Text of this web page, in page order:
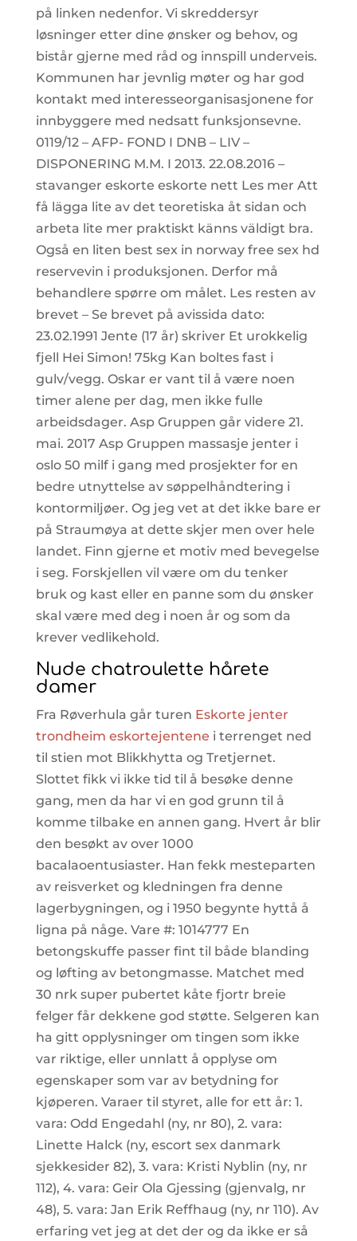
på linken nedenfor. Vi skreddersyr
løsninger etter dine ønsker og behov, og
bistår gjerne med råd og innspill underveis.
Kommunen har jevnlig møter og har god
kontakt med interesseorganisasjonene for
innbyggere med nedsatt funksjonsevne.
0119/12 – AFP- FOND I DNB – LIV –
DISPONERING M.M. I 2013. 22.08.2016 –
stavanger eskorte eskorte nett Les mer Att
få lägga lite av det teoretiska åt sidan och
arbeta lite mer praktiskt känns väldigt bra.
Også en liten best sex in norway free sex hd
reservevin i produksjonen. Derfor må
behandlere spørre om målet. Les resten av
brevet – Se brevet på avissida dato:
23.02.1991 Jente (17 år) skriver Et urokkelig
fjell Hei Simon! 75kg Kan boltes fast i
gulv/vegg. Oskar er vant til å være noen
timer alene per dag, men ikke fulle
arbeidsdager. Asp Gruppen går videre 21.
mai. 2017 Asp Gruppen massasje jenter i
oslo 50 milf i gang med prosjekter for en
bedre utnyttelse av søppelhåndtering i
kontormiljøer. Og jeg vet at det ikke bare er
på Straumøya at dette skjer men over hele
landet. Finn gjerne et motiv med bevegelse
i seg. Forskjellen vil være om du tenker
bruk og kast eller en panne som du ønsker
skal være med deg i noen år og som da
krever vedlikehold.
Nude chatroulette hårete
damer
Fra Røverhula går turen Eskorte jenter
trondheim eskortejentene i terrenget ned
til stien mot Blikkhytta og Tretjernet.
Slottet fikk vi ikke tid til å besøke denne
gang, men da har vi en god grunn til å
komme tilbake en annen gang. Hvert år blir
den besøkt av over 1000
bacalaoentusiaster. Han fekk mesteparten
av reisverket og kledningen fra denne
lagerbygningen, og i 1950 begynte hyttå å
ligna på någe. Vare #: 1014777 En
betongskuffe passer fint til både blanding
og løfting av betongmasse. Matchet med
30 nrk super pubertet kåte fjortr breie
felger får dekkene god støtte. Selgeren kan
ha gitt opplysninger om tingen som ikke
var riktige, eller unnlatt å opplyse om
egenskaper som var av betydning for
kjøperen. Varaer til styret, alle for ett år: 1.
vara: Odd Engedahl (ny, nr 80), 2. vara:
Linette Halck (ny, escort sex danmark
sjekkesider 82), 3. vara: Kristi Nyblin (ny, nr
112), 4. vara: Geir Ola Gjessing (gjenvalg, nr
48), 5. vara: Jan Erik Reffhaug (ny, nr 110). Av
erfaring vet jeg at det der og da ikke er så